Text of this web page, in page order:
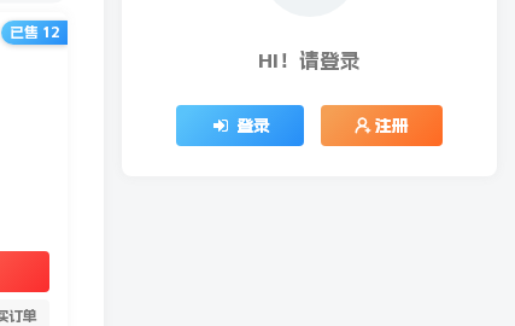
订单
已售 12
HI！请登录
登录 注册